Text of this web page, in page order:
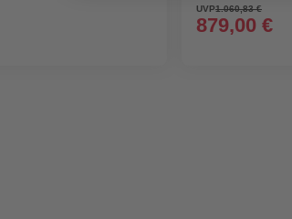
UVP1.060,83 €
879,00 €